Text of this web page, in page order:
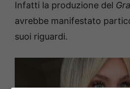
Infatti la produzione del
avrebbe manifestato
suoi riguardi.